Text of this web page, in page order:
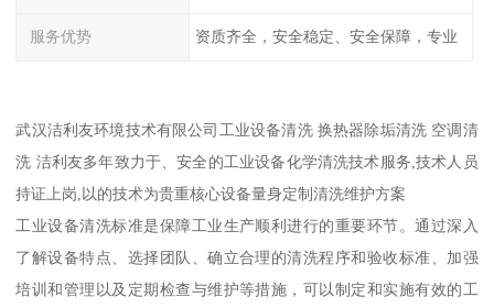
服务优势 资质齐全，安全稳定、安全保障，专业
武汉洁利友环境技术有限公司工业设备清洗 换热器除垢清洗 空调清
洗 洁利友多年致力于、安全的工业设备化学清洗技术服务,技术人员
持证上岗,以的技术为贵重核心设备量身定制清洗维护方案
工业设备清洗标准是保障工业生产顺利进行的重要环节。通过深入
了解设备特点、选择团队、确立合理的清洗程序和验收标准、加强
培训和管理以及定期检查与维护等措施，可以制定和实施有效的工